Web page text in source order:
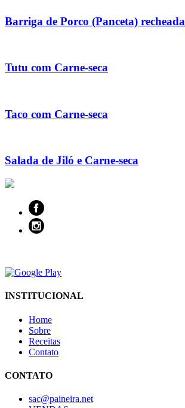
Barriga de Porco (Panceta) recheada
Tutu com Carne-seca
Taco com Carne-seca
Salada de Jiló e Carne-seca
INSTITUCIONAL
Home
Sobre
Receitas
Contato
CONTATO
sac@paineira.net